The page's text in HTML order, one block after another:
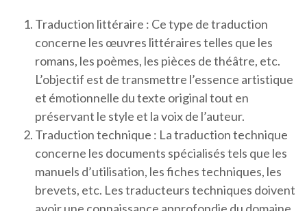
Traduction littéraire : Ce type de traduction
concerne les œuvres littéraires telles que les
romans, les poèmes, les pièces de théâtre, etc.
L’objectif est de transmettre l’essence artistique
et émotionnelle du texte original tout en
préservant le style et la voix de l’auteur.
Traduction technique : La traduction technique
concerne les documents spécialisés tels que les
manuels d’utilisation, les fiches techniques, les
brevets, etc. Les traducteurs techniques doivent